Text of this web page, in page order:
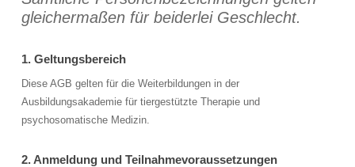
gleichermaßen für beiderlei Geschlecht.
1. Geltungsbereich
Diese AGB gelten für die Weiterbildungen in der
Ausbildungsakademie für tiergestützte Therapie und
psychosomatische Medizin.
2. Anmeldung und Teilnahmevoraussetzungen